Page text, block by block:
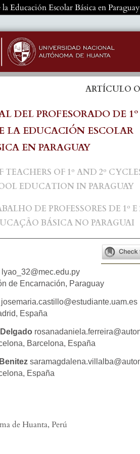
Educación Escolar Básica en Paraguay